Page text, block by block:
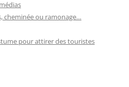
cheminée ou ramonage…
pour attirer des touristes